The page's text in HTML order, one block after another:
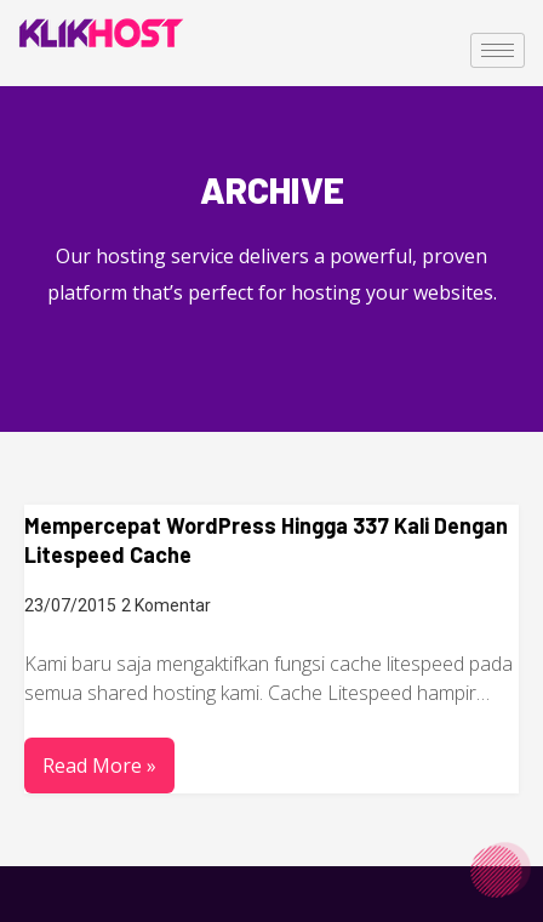
ARCHIVE
Our hosting service delivers a powerful, proven
platform that’s perfect for hosting your websites.
Mempercepat WordPress Hingga 337 Kali Dengan
Litespeed Cache
23/07/2015 2 Komentar
Kami baru saja mengaktifkan fungsi cache litespeed pada
semua shared hosting kami. Cache Litespeed hampir…
Read More »